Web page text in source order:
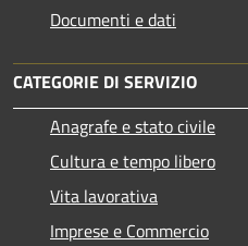
Documenti e dati
CATEGORIE DI SERVIZIO
Anagrafe e stato civile
Cultura e tempo libero
Vita lavorativa
Imprese e Commercio